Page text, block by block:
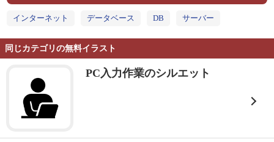
インターネット データベース DB サーバー
同じカテゴリの無料イラスト
PC入力作業のシルエット